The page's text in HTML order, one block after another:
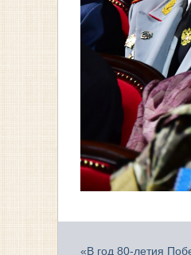
«В год 80-летия